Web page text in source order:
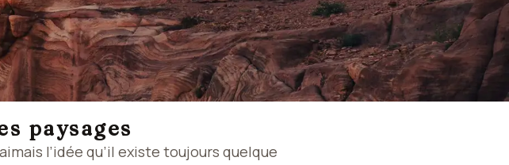
paysages
l’idée qu’il existe toujours quelque